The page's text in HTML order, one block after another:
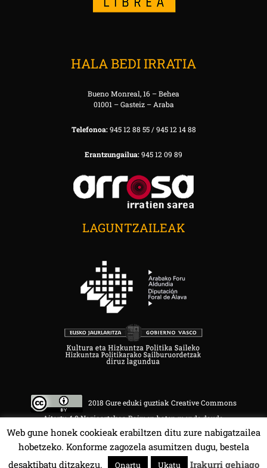
HALA BEDI IRRATIA
Bueno Monreal, 16 – Behea
01001 – Gasteiz – Araba
Telefonoa:945 12 88 55 / 945 12 14 88
Erantzungailua:945 12 09 89
LAGUNTZAILEAK
2018 Gure eduki guztiak Creative Commons
Aitortu 4.0 Nazioartekoa Baimen baten mende daude.
Web gune honek cookieak erabiltzen ditu zure nabigatzailea
hobetzeko. Konforme zagozela asumitzen dugu, bestela
desaktibatu ditzakezu.
Onartu Ukatu Irakurri gehiago